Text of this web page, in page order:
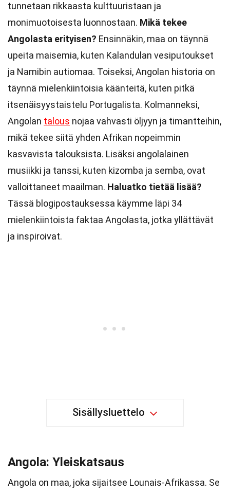
tunnetaan rikkaasta kulttuuristaan ja
monimuotoisesta luonnostaan. Mikä tekee
Angolasta erityisen? Ensinnäkin, maa on täynnä
upeita maisemia, kuten Kalandulan vesiputoukset
ja Namibin autiomaa. Toiseksi, Angolan historia on
täynnä mielenkiintoisia käänteitä, kuten pitkä
itsenäisyystaistelu Portugalista. Kolmanneksi,
Angolan talous nojaa vahvasti öljyyn ja timantteihin,
mikä tekee siitä yhden Afrikan nopeimmin
kasvavista talouksista. Lisäksi angolalainen
musiikki ja tanssi, kuten kizomba ja semba, ovat
valloittaneet maailman. Haluatko tietää lisää?
Tässä blogipostauksessa käymme läpi 34
mielenkiintoista faktaa Angolasta, jotka yllättävät
ja inspiroivat.
Sisällysluettelo
Angola: Yleiskatsaus
Angola on maa, joka sijaitsee Lounais-Afrikassa. Se